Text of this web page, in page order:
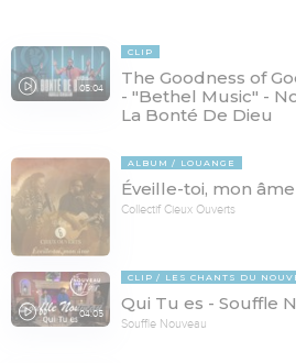
05:04
CLIP
The Goodness of
- "Bethel Music" -
La Bonté De Dieu
ALBUM LOUANGE
Éveille-toi, mon âme
Collectif Cieux Ouverts
04:05
CLIP LES CHANTS DU
Qui Tu es - Souffle
Souffle Nouveau